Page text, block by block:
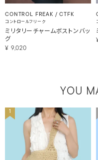
CONTROL FREAK / CTFK
コントロールフリーク
ミリタリーチャームボストンバッ
グ
¥ 9,020
YOU
1